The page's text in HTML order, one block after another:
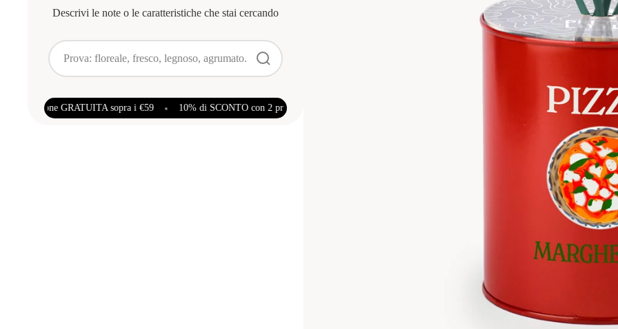
Descrivi le note o le caratteristiche che stai cercando
con 2 prodotti | Spedizione GRATUITA sopra i €59 • 10% di SCONTO con 2 prodotti | Spedizione GRATUITA sopra i €59 10% di